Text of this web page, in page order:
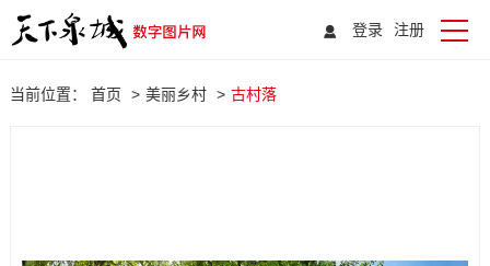
登录 注册
当前位置： 首页 > 美丽乡村 > 古村落